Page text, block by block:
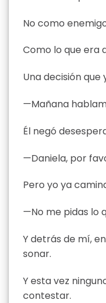
No como
Como lo que era
Una decisión que
—Mañana
Él negó
—Daniela, por
Pero yo ya
—No me pidas lo
Y detrás de mí,
sonar.
Y esta vez
contestar.